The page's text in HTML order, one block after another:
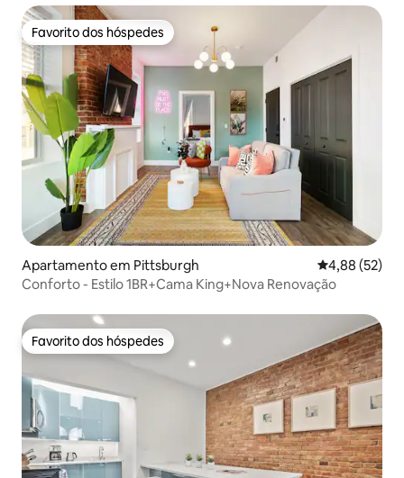
Favorito dos hóspedes
Favorito dos hóspedes
Apartamento em Pittsburgh Classificação
4,88 (52)
Conforto - Estilo 1BR+Cama King+Nova Renovação
Favorito dos hóspedes
Favorito dos hóspedes